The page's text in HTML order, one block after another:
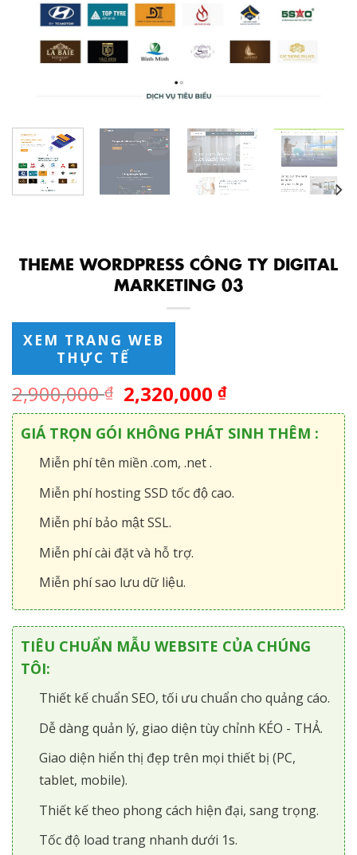
THEME WORDPRESS CÔNG TY DIGITAL
MARKETING 03
XEM TRANG WEB
THỰC TẾ
2,900,000₫ 2,320,000₫
GIÁ TRỌN GÓI KHÔNG PHÁT SINH THÊM :
Miễn phí tên miền .com, .net .
Miễn phí hosting SSD tốc độ cao.
Miễn phí bảo mật SSL.
Miễn phí cài đặt và hỗ trợ.
Miễn phí sao lưu dữ liệu.
TIÊU CHUẨN MẪU WEBSITE CỦA CHÚNG
TÔI:
Thiết kế chuẩn SEO, tối ưu chuẩn cho quảng cáo.
Dễ dàng quản lý, giao diện tùy chỉnh KÉO - THẢ.
Giao diện hiển thị đẹp trên mọi thiết bị (PC,
tablet, mobile).
Thiết kế theo phong cách hiện đại, sang trọng.
Tốc độ load trang nhanh dưới 1s.